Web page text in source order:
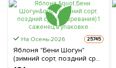
На Осень-2026 25745
Яблоня "Бени Шогун"
(зимний сорт, поздний срок